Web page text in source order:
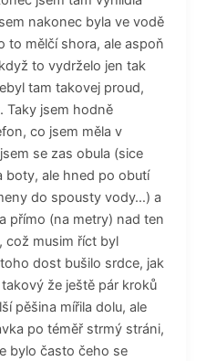
nakonec byla ve vodě
to mělčí shora, ale aspoň
to vydrželo jen tak
tam takovej proud,
Taky jsem hodně
co jsem měla v
se zas obula (sice
boty, ale hned po obutí
do spousty vody…) a
přímo (na metry) nad ten
což musim říct byl
dost bušilo srdce, jak
že ještě pár kroků
pěšina mířila dolu, ale
po téměř strmý stráni,
bylo často čeho se